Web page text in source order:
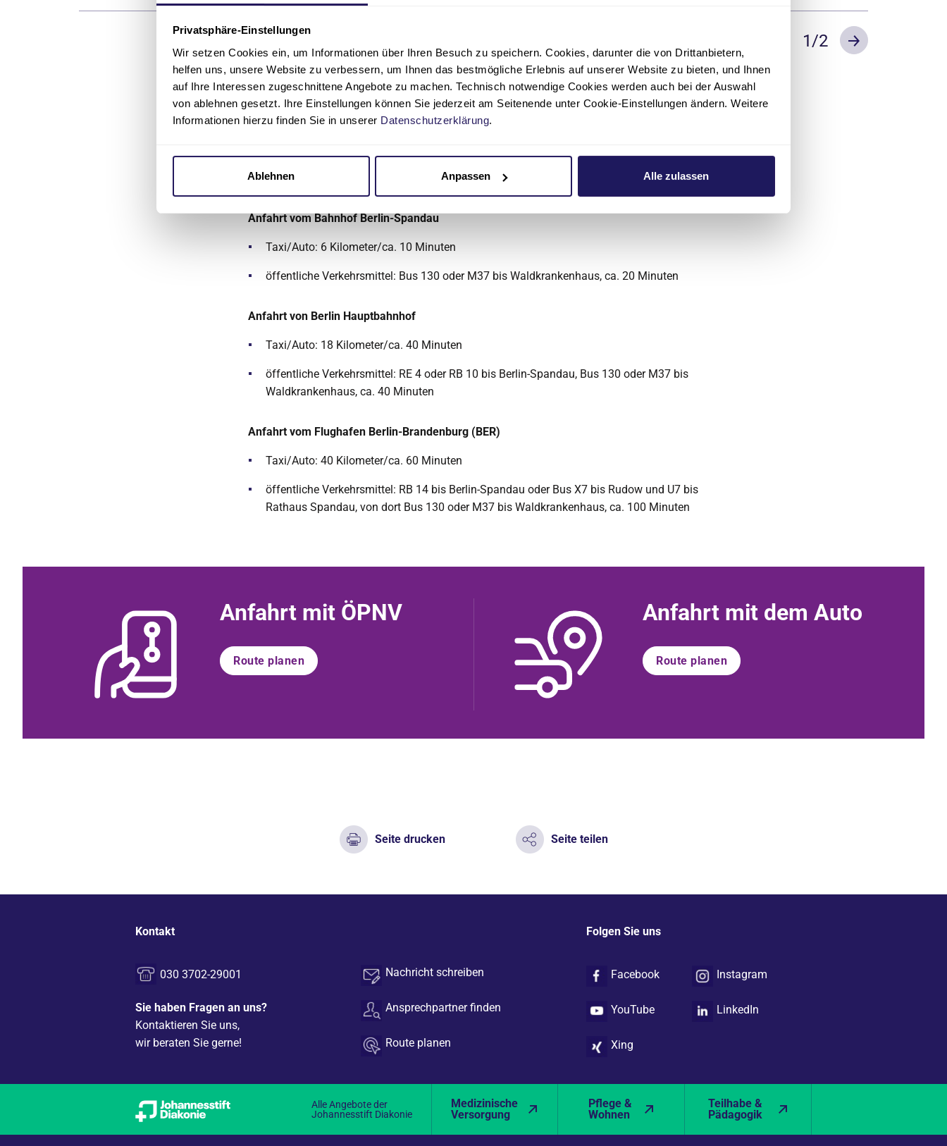
Privatsphäre-Einstellungen
Wir setzen Cookies ein, um Informationen über Ihren Besuch zu speichern. Cookies, darunter die von Drittanbietern,
helfen uns, unsere Website zu verbessern, um Ihnen das bestmögliche Erlebnis auf unserer Website zu bieten, und Ihnen
auf Ihre Interessen zugeschnittene Angebote zu machen. Technisch notwendige Cookies werden auch bei der Auswahl
von ablehnen gesetzt. Ihre Einstellungen können Sie jederzeit am Seitenende unter Cookie-Einstellungen ändern. Weitere
Informationen hierzu finden Sie in unserer Datenschutzerklärung.
Ablehnen Anpassen Alle zulassen
Previous
2/2 Next
So erreichen Sie uns
Adresse
Pflege & Wohnen Anna Maria Gerhardt
Stadtrandstraße 555
Anfahrt vom Bahnhof Berlin-Spandau
Taxi/Auto: 6 Kilometer/ca. 10 Minuten
öffentliche Verkehrsmittel: Bus 130 oder M37 bis Waldkrankenhaus, ca. 20 Minuten
Anfahrt von Berlin Hauptbahnhof
Taxi/Auto: 18 Kilometer/ca. 40 Minuten
öffentliche Verkehrsmittel: RE 4 oder RB 10 bis Berlin-Spandau, Bus 130 oder M37 bis
Waldkrankenhaus, ca. 40 Minuten
Anfahrt vom Flughafen Berlin-Brandenburg (BER)
Taxi/Auto: 40 Kilometer/ca. 60 Minuten
öffentliche Verkehrsmittel: RB 14 bis Berlin-Spandau oder Bus X7 bis Rudow und U7 bis
Rathaus Spandau, von dort Bus 130 oder M37 bis Waldkrankenhaus, ca. 100 Minuten
Anfahrt mit ÖPNV
Route planen
Anfahrt mit dem Auto
Route planen
Seite drucken Seite teilen
Kontakt
030 3702-29001
Sie haben Fragen an uns?
Kontaktieren Sie uns,
wir beraten Sie gerne!
Nachricht schreiben
Ansprechpartner finden
Route planen
Folgen Sie uns
Facebook Instagram
YouTube LinkedIn
Xing
Alle Angebote der
Johannesstift Diakonie
Medizinische
Versorgung
Pflege &
Wohnen
Teilhabe &
Pädagogik